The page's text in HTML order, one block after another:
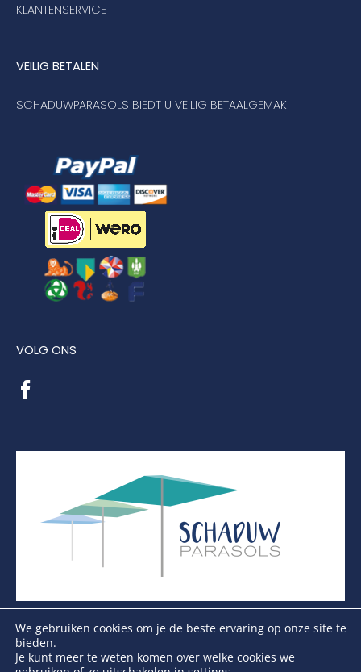
KLANTENSERVICE
VEILIG BETALEN
SCHADUWPARASOLS BIEDT U VEILIG BETAALGEMAK
VOLG ONS
We gebruiken cookies om je de beste ervaring op onze site te
bieden.
Je kunt meer te weten komen over welke cookies we